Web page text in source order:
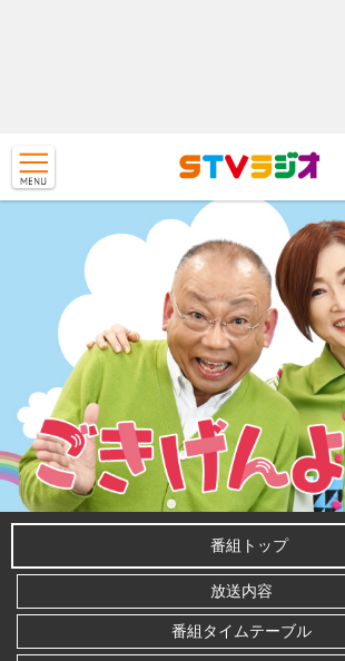
番組トップ
放送内容
番組タイムテーブル